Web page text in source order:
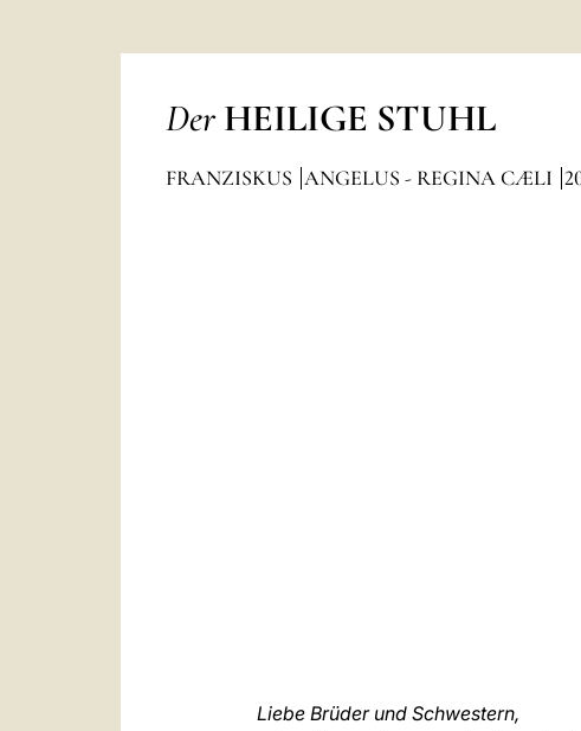
Der HEILIGE STUHL
FRANZISKUS ANGELUS - REGINA CÆLI
Liebe Brüder und Schwestern,